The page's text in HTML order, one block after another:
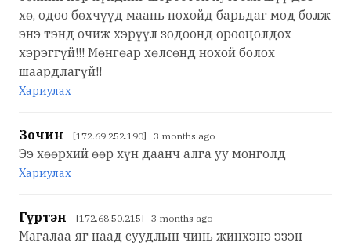
хө, одоо бөхчүүд маань нохойд барьдаг мод болж
энэ тэнд очиж хэрүүл зодоонд орооцолдох
хэрэггүй!!! Мөнгөар хөлсөнд нохой болох
шаардлагүй!!
Хариулах
Зочин [172.69.252.190] 3 months ago
Ээ хөөрхий өөр хүн даанч алга уу монголд
Хариулах
Гүртэн [172.68.50.215] 3 months ago
Магалаа яг наад суудлын чинь жинхэнэ эзэн